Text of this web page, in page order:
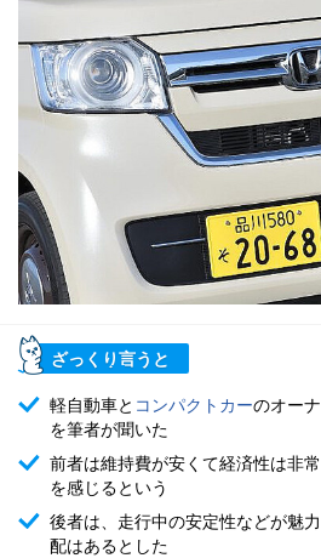
ざっくり言うと
軽自動車と コンパクトカーのオー
を筆者が聞いた
前者は維持費が安くて経済性は非
を感じるという
後者は、走行中の安定性などが魅
配はあるとした